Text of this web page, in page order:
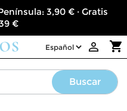
3,90 € · Gratis
€
shopping_cart

Buscar